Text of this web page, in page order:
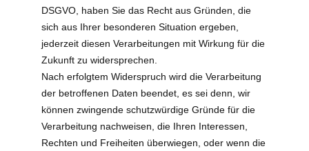
DSGVO, haben Sie das Recht aus Gründen, die
sich aus Ihrer besonderen Situation ergeben,
jederzeit diesen Verarbeitungen mit Wirkung für die
Zukunft zu widersprechen.
Nach erfolgtem Widerspruch wird die Verarbeitung
der betroffenen Daten beendet, es sei denn, wir
können zwingende schutzwürdige Gründe für die
Verarbeitung nachweisen, die Ihren Interessen,
Rechten und Freiheiten überwiegen, oder wenn die